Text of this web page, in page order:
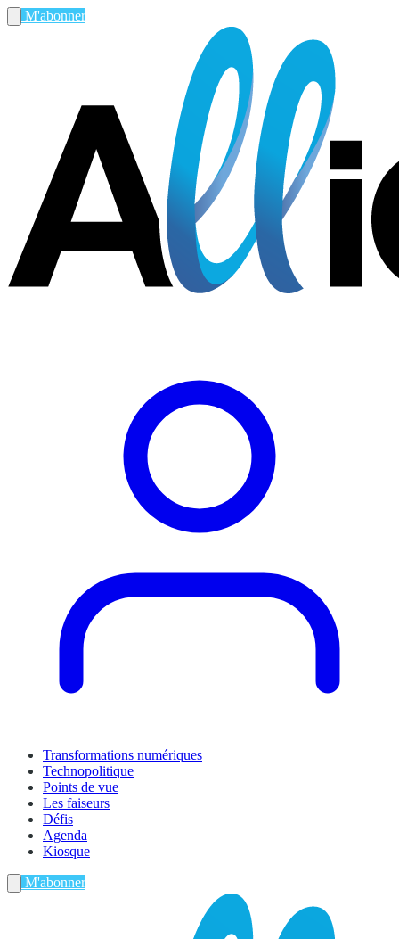
M'abonner
Transformations numériques
Technopolitique
Points de vue
Les faiseurs
Défis
Agenda
Kiosque
M'abonner